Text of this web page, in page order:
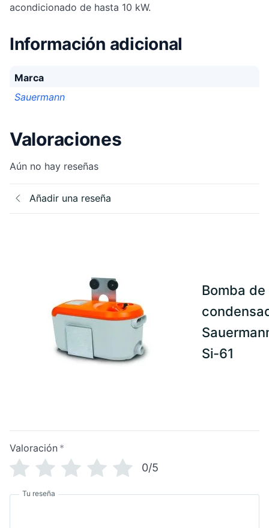
acondicionado de hasta 10 kW.
Información adicional
Marca
Sauermann
Valoraciones
Aún no hay reseñas
Añadir una reseña
Bomba de
Si-61
Valoración *
0/5
Tu reseña